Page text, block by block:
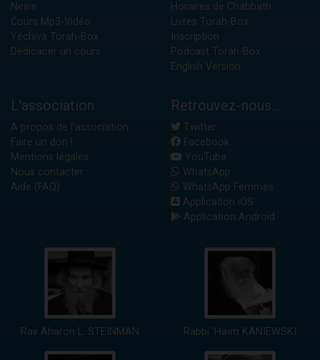
News
Cours Mp3-Vidéo
Yéchiva Torah-Box
Dédicacer un cours
Horaires de Chabbath
Livres Torah-Box
Inscription
Podcast Torah-Box
English Version
L'association
A propos de l'association
Faire un don !
Mentions légales
Nous contacter
Aide (FAQ)
Retrouvez-nous...
Twitter
Facebook
YouTube
WhatsApp
WhatsApp Femmes
Application iOS
Application Android
Rav Aharon L. STEINMAN Rabbi 'Haïm KANIEWSKI